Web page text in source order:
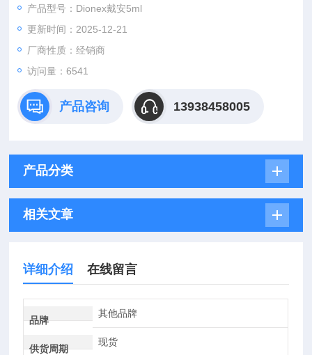
产品型号：Dionex戴安5ml
更新时间：2025-12-21
厂商性质：经销商
访问量：6541
产品咨询 13938458005
产品分类
相关文章
详细介绍 在线留言
品牌
其他品牌
供货周期
现货